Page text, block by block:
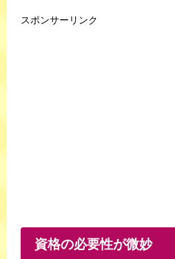
スポンサーリンク
資格の必要性が微妙